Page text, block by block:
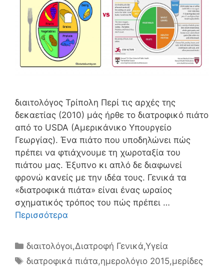
διαιτολόγος Τρίπολη Περί τις αρχές της
δεκαετίας (2010) μάς ήρθε το διατροφικό πιάτο
από το USDA (Αμερικάνικο Υπουργείο
Γεωργίας). Ένα πιάτο που υποδηλώνει πώς
πρέπει να φτιάχνουμε τη χωροταξία του
πιάτου μας. Έξυπνο κι απλό δε διαφωνεί
φρονώ κανείς με την ιδέα τους. Γενικά τα
«διατροφικά πιάτα» είναι ένας ωραίος
σχηματικός τρόπος του πώς πρέπει …
Περισσότερα
Κατηγορίες
διαιτολόγοι,Διατροφή Γενικά,Υγεία
Ετικέτες
διατροφικά πιάτα,ημερολόγιο 2015,μερίδες